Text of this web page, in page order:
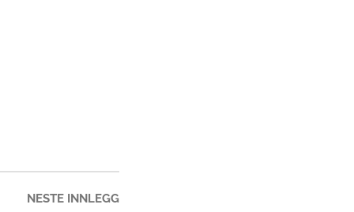
NESTE INNLEGGNeste